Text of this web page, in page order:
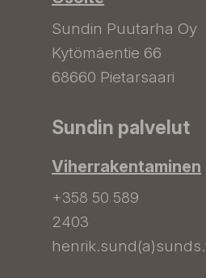
Sundin Puutarha Oy
Kytömäentie 66
68660 Pietarsaari
Sundin palvelut
Viherrakentaminen
+358 50 589
2403